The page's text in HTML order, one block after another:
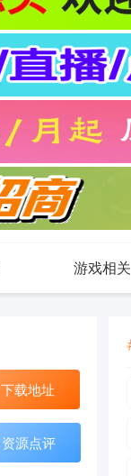
游戏相关
下载地址
资源点评